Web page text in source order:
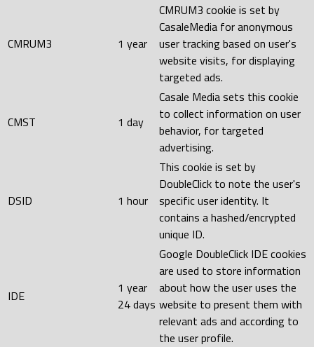
CMRUM3 1 year
CMRUM3 cookie is set by
CasaleMedia for anonymous
user tracking based on user's
website visits, for displaying
targeted ads.
CMST 1 day
Casale Media sets this cookie
to collect information on user
behavior, for targeted
advertising.
DSID 1 hour
This cookie is set by
DoubleClick to note the user's
specific user identity. It
contains a hashed/encrypted
unique ID.
IDE
1 year
24 days
Google DoubleClick IDE cookies
are used to store information
about how the user uses the
website to present them with
relevant ads and according to
the user profile.